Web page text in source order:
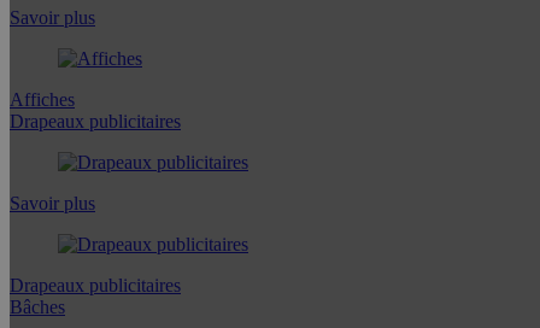
Savoir plus
Affiches
Drapeaux publicitaires
Savoir plus
Drapeaux publicitaires
Bâches